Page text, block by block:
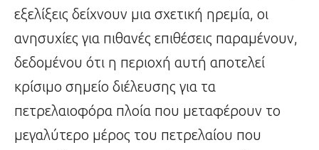
εξελίξεις δείχνουν μια σχετική ηρεμία, οι
ανησυχίες για πιθανές επιθέσεις παραμένουν,
δεδομένου ότι η περιοχή αυτή αποτελεί
κρίσιμο σημείο διέλευσης για τα
πετρελαιοφόρα πλοία που μεταφέρουν το
μεγαλύτερο μέρος του πετρελαίου που